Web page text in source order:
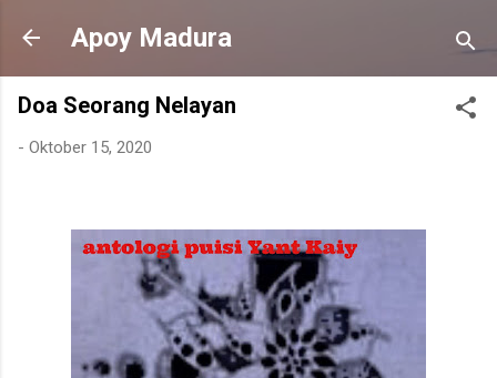
Langsung ke konten utama
Apoy Madura
Doa Seorang Nelayan
- Oktober 15, 2020